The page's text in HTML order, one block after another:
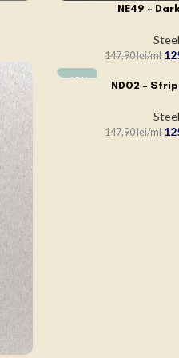
ADAUGĂ ÎN COȘ
NE49 –
Steel
147,90lei
-15%
ADAUGĂ ÎN COȘ
ND02 –
Steel
147,90lei